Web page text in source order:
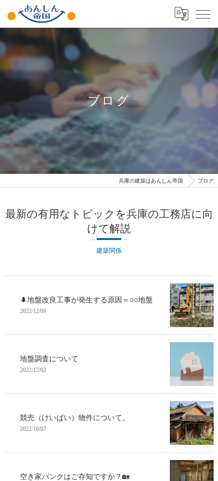
ブログ
兵庫の建築はあんしん帝国 ブログ
最新の有用なトピックを兵庫の工務店に向
けて解説
建築関係
🌲地盤改良工事が発生する原因＝○○地盤
2022/12/09
地盤調査について
2022/12/02
競売（けいばい）物件について。
2022/10/07
空き家バンクはご存知ですか？🏡